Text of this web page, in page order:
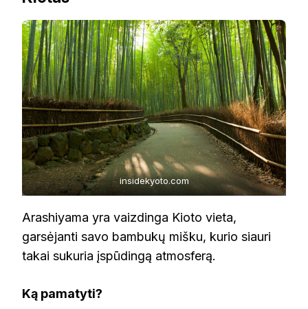
insidekyoto.com
Arashiyama yra vaizdinga Kioto vieta,
garsėjanti savo bambukų mišku, kurio siauri
takai sukuria įspūdingą atmosferą.
Ką pamatyti?